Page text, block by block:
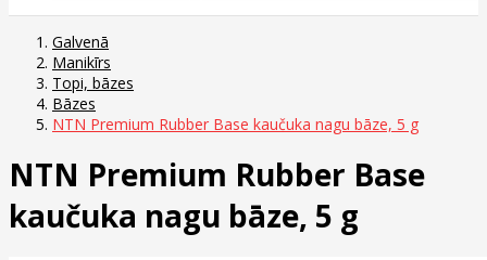
Galvenā
Manikīrs
Topi, bāzes
Bāzes
NTN Premium Rubber Base kaučuka nagu bāze, 5 g
NTN Premium Rubber Base
kaučuka nagu bāze, 5 g